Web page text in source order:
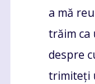
a mă
trăim ca
despre
trimiteți